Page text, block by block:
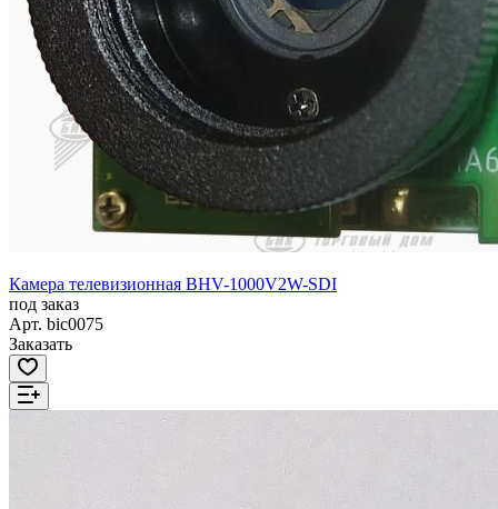
Камера телевизионная BHV-1000V2W-SDI
под заказ
Арт. bic0075
Заказать